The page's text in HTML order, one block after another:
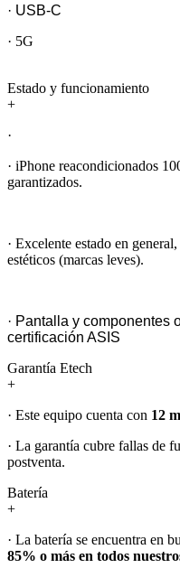
· USB-C
· 5G
Estado y funcionamiento
+
·
· iPhone reacondicionados
garantizados.
· Excelente estado en
estéticos (marcas leves).
· Pantalla y componentes
certificación ASIS
Garantía Etech
+
· Este equipo cuenta con 12
· La garantía cubre fallas de
postventa.
Batería
+
· La batería se encuentra en
85% o más en todos